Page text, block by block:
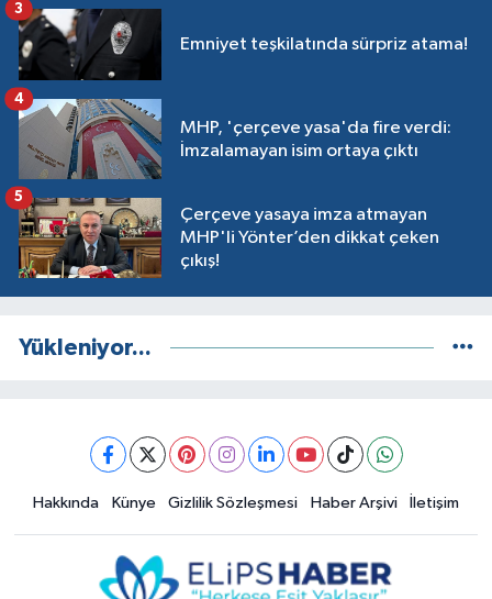
Emniyet teşkilatında sürpriz atama!
3
MHP, 'çerçeve yasa'da fire verdi:
İmzalamayan isim ortaya çıktı
4
Çerçeve yasaya imza atmayan
MHP'li Yönter’den dikkat çeken
çıkış!
5
Yükleniyor...
Hakkında Künye Gizlilik Sözleşmesi Haber Arşivi İletişim